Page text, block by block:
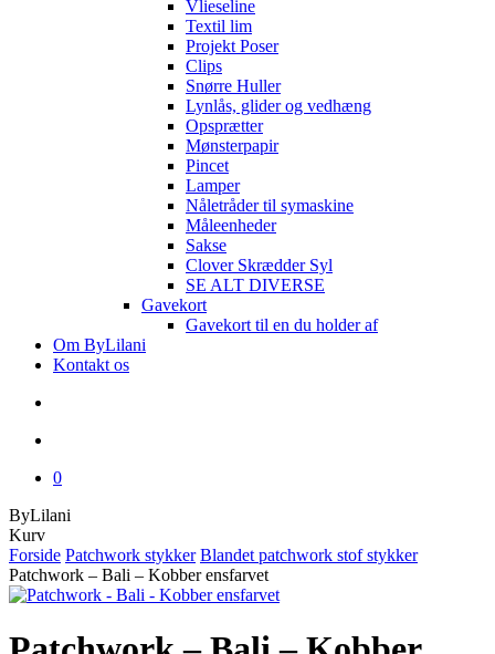
Vlieseline
Textil lim
Projekt Poser
Clips
Snørre Huller
Lynlås, glider og vedhæng
Opsprætter
Mønsterpapir
Pincet
Lamper
Nåletråder til symaskine
Måleenheder
Sakse
Clover Skrædder Syl
SE ALT DIVERSE
Gavekort
Gavekort til en du holder af
Om ByLilani
Kontakt os
0
ByLilani
KurvClose
Cart
Forside Patchwork stykker Blandet patchwork stof stykker
Patchwork – Bali – Kobber ensfarvet